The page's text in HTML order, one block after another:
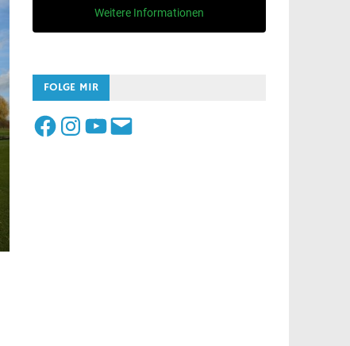
Weitere Informationen
FOLGE MIR
FacebookInstagram
YouTube
E-
Mail